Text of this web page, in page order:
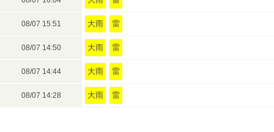
08/07 15:51 大雨 雷
08/07 14:50 大雨 雷
08/07 14:44 大雨 雷
08/07 14:28 大雨 雷